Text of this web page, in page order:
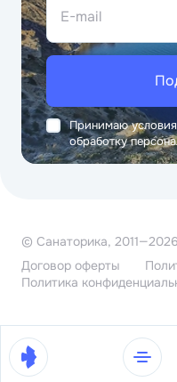
E-mail
Принимаю
обработку
© Санаторика, 2011—2026
Договор оферты
Политика